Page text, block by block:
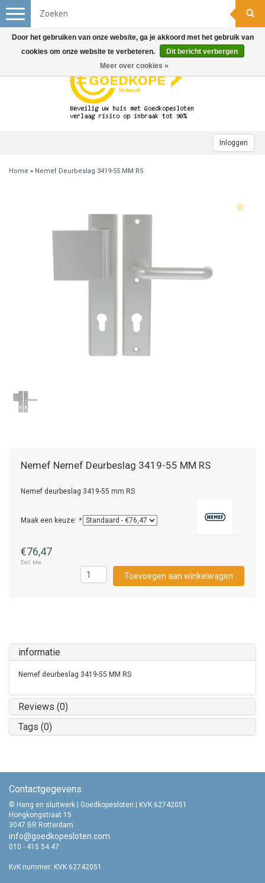
Inloggen
Toggle
navigation
Home » Nemef Deurbeslag 3419-55 MM RS
Nemef Nemef Deurbeslag 3419-55 MM RS
Nemef deurbeslag 3419-55 mm RS
Maak een keuze: *
€76,47
Excl. btw
Toevoegen aan winkelwagen
informatie
Nemef deurbeslag 3419-55 MM RS
Reviews (0)
Tags (0)
Contactgegevens
© Hang en sluitwerk | Goedkopesloten | KVK 62742051
Hongkongstraat 15
3047 BR Rotterdam
info@goedkopesloten.com
010 - 415 54 47
KvK nummer: KVK 62742051
Door het gebruiken van onze website, ga je akkoord met het gebruik van
cookies om onze website te verbeteren.
Dit bericht verbergen
Meer over cookies »